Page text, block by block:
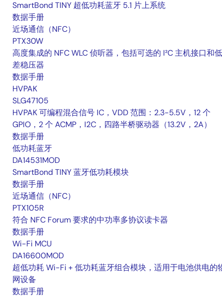
SmartBond TINY 超低功耗蓝牙 5.1 片上系统
数据手册
近场通信（NFC）
PTX30W
高度集成的 NFC WLC 侦听器，包括可选的 I²C 主机接口和
差稳压器
数据手册
HVPAK
SLG47105
HVPAK 可编程混合信号 IC，VDD 范围：2.3-5.5V，12 个
GPIO，2 个 ACMP，I2C，四路半桥驱动器（13.2V，2A）
数据手册
低功耗蓝牙
DA14531MOD
SmartBond TINY 蓝牙低功耗模块
数据手册
近场通信（NFC）
PTX105R
符合 NFC Forum 要求的中功率多协议读卡器
数据手册
Wi-Fi MCU
DA16600MOD
超低功耗 Wi-Fi + 低功耗蓝牙组合模块，适用于电池供电的
网设备
数据手册